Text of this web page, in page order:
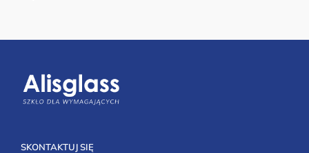
SKONTAKTUJ SIĘ